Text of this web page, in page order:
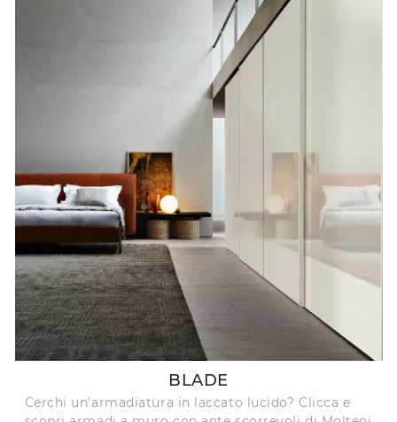
BLADE
Cerchi un'armadiatura in laccato lucido? Clicca e